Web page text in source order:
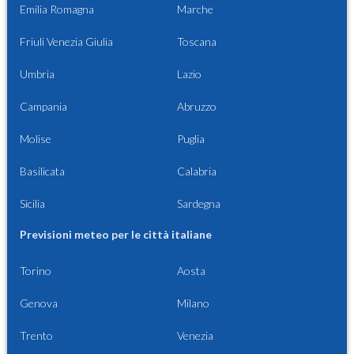
Emilia Romagna Marche
Friuli Venezia Giulia Toscana
Umbria Lazio
Campania Abruzzo
Molise Puglia
Basilicata Calabria
Sicilia Sardegna
Previsioni meteo per le città italiane
Torino Aosta
Genova Milano
Trento Venezia